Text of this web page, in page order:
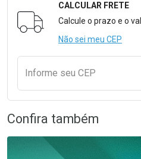
Formulário para
CALCULAR FRETE
Calcule o prazo e o
Não sei meu CEP
Informe seu CEP
Confira também